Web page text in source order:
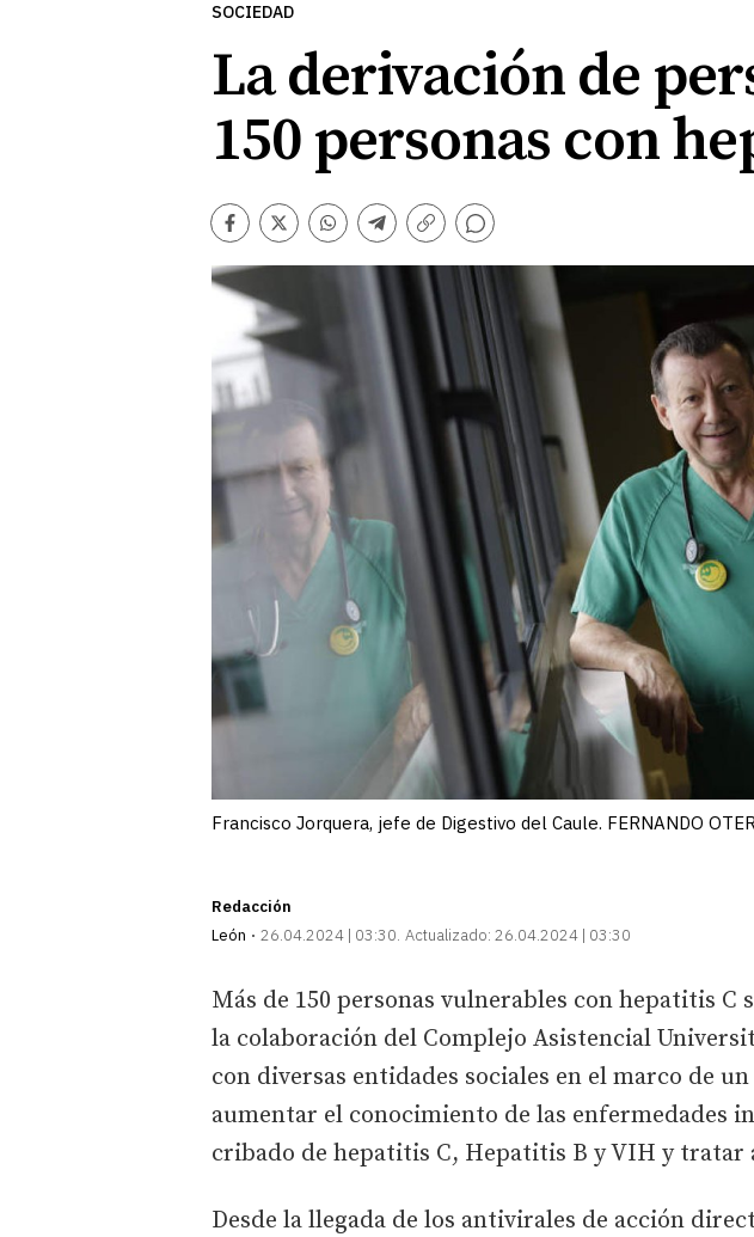
SOCIEDAD
La derivación de
150 personas con
Facebook
TwitterWhatsapp
Telegram
Copiar
enlace
Comentarios
Francisco Jorquera, jefe de Digestivo del Caule. FERNANDO
Redacción
León
26.04.2024 | 03:30 Actualizado: 26.04.2024 | 03:30
Más de 150 personas vulnerables con hepatitis C
la colaboración del Complejo Asistencial
con diversas entidades sociales en el marco de
aumentar el conocimiento de las enfermedades
cribado de hepatitis C, Hepatitis B y VIH y tratar
Desde la llegada de los antivirales de acción